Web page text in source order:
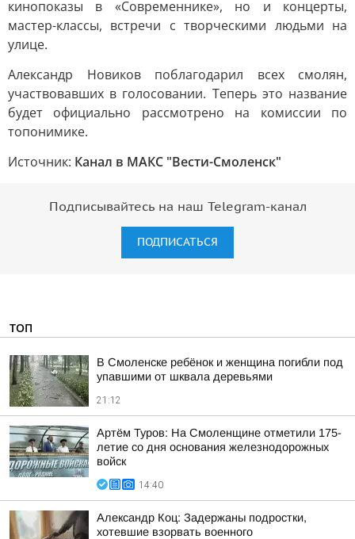
кинопоказы в «Современнике», но и концерты,
мастер-классы, встречи с творческими людьми на
улице.
Александр Новиков поблагодарил всех смолян,
участвовавших в голосовании. Теперь это название
будет официально рассмотрено на комиссии по
топонимике.
Источник: Канал в МАКС "Вести-Смоленск"
Подписывайтесь на наш Telegram-канал
ПОДПИСАТЬСЯ
ТОП
В Смоленске ребёнок и женщина погибли под
упавшими от шквала деревьями
21:12
Артём Туров: На Смоленщине отметили 175-
летие со дня основания железнодорожных
войск
14:40
Александр Коц: Задержаны подростки,
хотевшие взорвать военного